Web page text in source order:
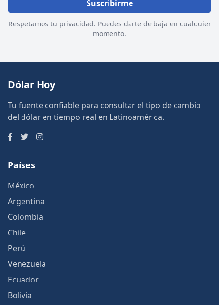
Suscribirme
Respetamos tu privacidad. Puedes darte de baja en cualquier
momento.
Dólar Hoy
Tu fuente confiable para consultar el tipo de cambio
del dólar en tiempo real en Latinoamérica.
Países
México
Argentina
Colombia
Chile
Perú
Venezuela
Ecuador
Bolivia